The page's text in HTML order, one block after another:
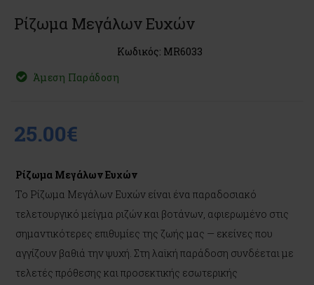
Ρίζωμα Μεγάλων Ευχών
Κωδικός: MR6033
Άμεση Παράδοση
25.00€
Ρίζωμα Μεγάλων Ευχών
Το Ρίζωμα Μεγάλων Ευχών είναι ένα παραδοσιακό
τελετουργικό μείγμα ριζών και βοτάνων, αφιερωμένο στις
σημαντικότερες επιθυμίες της ζωής μας — εκείνες που
αγγίζουν βαθιά την ψυχή. Στη λαϊκή παράδοση συνδέεται με
τελετές πρόθεσης και προσεκτικής εσωτερικής